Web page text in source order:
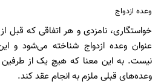
وعده ازدواج
خواستگاری، نامزدی و هر اتفاقی که
عنوان وعده ازدواج شناخته می‌شود و
نیست. به این معنا که هیچ یک از طرفین
وعده‌های قبلی ملزم به انجام عقد کند.